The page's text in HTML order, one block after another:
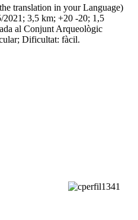
translation in your Language)
3,5 km; +20 -20; 1,5
al Conjunt Arqueològic
Dificultat: fàcil.